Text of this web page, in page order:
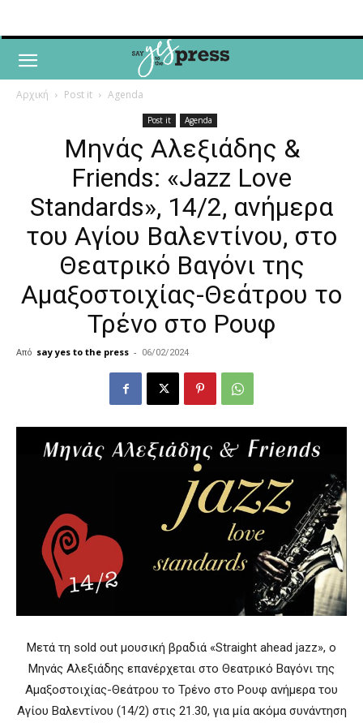
Αρχική Post it Agenda
Post it Agenda
Μηνάς Αλεξιάδης &
Friends: «Jazz Love
Standards», 14/2, ανήμερα
του Αγίου Βαλεντίνου, στο
Θεατρικό Βαγόνι της
Αμαξοστοιχίας-Θεάτρου το
Τρένο στο Ρουφ
Από say yes to the press - 06/02/2024
Μετά τη sold out μουσική βραδιά «Straight ahead jazz», ο
Μηνάς Αλεξιάδης επανέρχεται στο Θεατρικό Βαγόνι της
Αμαξοστοιχίας-Θεάτρου το Τρένο στο Ρουφ ανήμερα του
Αγίου Βαλεντίνου (14/2) στις 21.30, για μία ακόμα συνάντηση